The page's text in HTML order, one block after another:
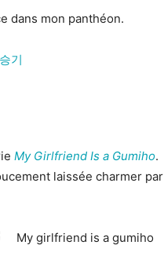
dans mon panthéon.
My Girlfriend Is a Gumiho.
laissée charmer par